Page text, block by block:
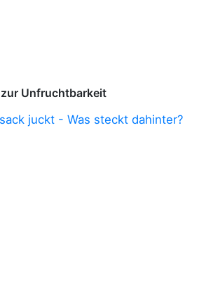
Unfruchtbarkeit
juckt - Was steckt dahinter?